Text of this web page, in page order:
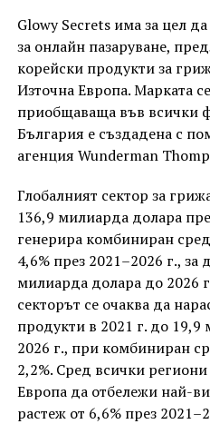
Glowy Secrets има за цел
за онлайн пазаруване,
корейски продукти за
Източна Европа. Марката
приобщаваща във всички
България е създадена с
агенция Wunderman
Глобалният сектор за
136,9 милиарда долара
генерира комбиниран
4,6% през 2021–2026 г., за
милиарда долара до 2026
секторът се очаква да
продукти в 2021 г. до
2026 г., при комбиниран
2,2%. Сред всички
Европа да отбележи най-
растеж от 6,6% през